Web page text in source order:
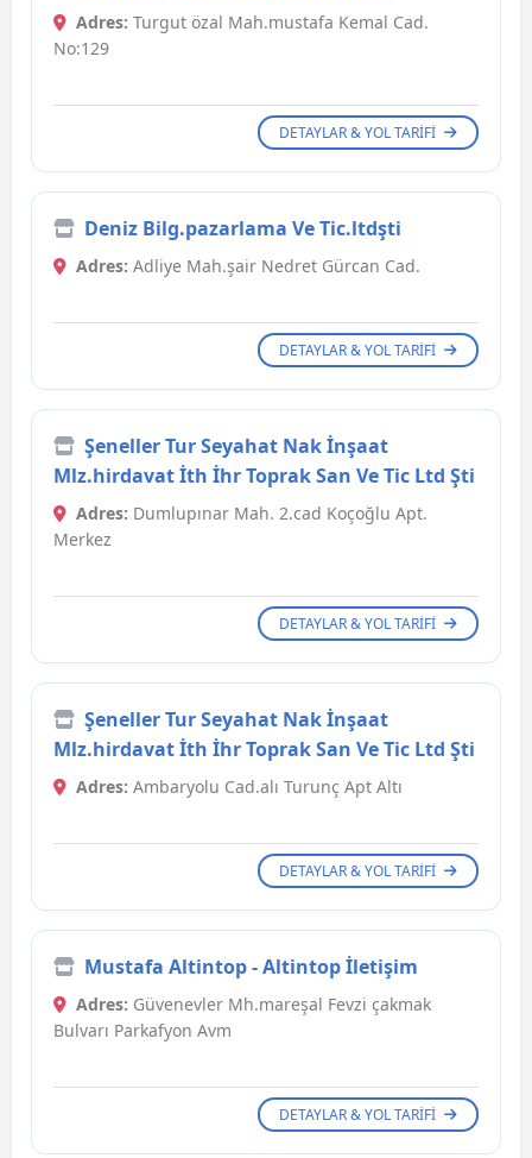
Adres: Turgut özal Mah.mustafa Kemal Cad.
No:129
DETAYLAR & YOL TARIFI
Deniz Bilg.pazarlama Ve Tic.ltdşti
Adres: Adliye Mah.şair Nedret Gürcan Cad.
DETAYLAR & YOL TARIFI
Şeneller Tur Seyahat Nak İnşaat
Mlz.hirdavat İth İhr Toprak San Ve Tic Ltd Şti
Adres: Dumlupınar Mah. 2.cad Koçoğlu Apt.
Merkez
DETAYLAR & YOL TARIFI
Şeneller Tur Seyahat Nak İnşaat
Mlz.hirdavat İth İhr Toprak San Ve Tic Ltd Şti
Adres: Ambaryolu Cad.alı Turunç Apt Altı
DETAYLAR & YOL TARIFI
Mustafa Altintop - Altintop İletişim
Adres: Güvenevler Mh.mareşal Fevzi çakmak
Bulvarı Parkafyon Avm
DETAYLAR & YOL TARIFI